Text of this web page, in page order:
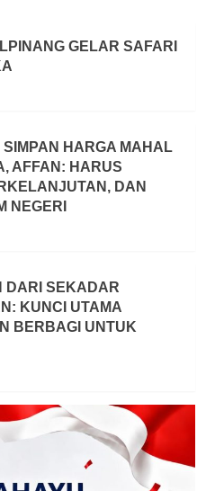
GELAR SAFARI
HARGA MAHAL
AFFAN: HARUS
DAN
NEGERI
DARI SEKADAR
KUNCI UTAMA
BERBAGI UNTUK